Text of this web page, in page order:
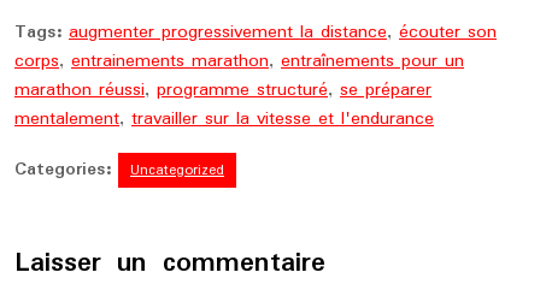
Tags: augmenter progressivement la distance, écouter son
corps, entrainements marathon, entraînements pour un
marathon réussi, programme structuré, se préparer
mentalement, travailler sur la vitesse et l'endurance
Categories:
Uncategorized
Laisser un commentaire